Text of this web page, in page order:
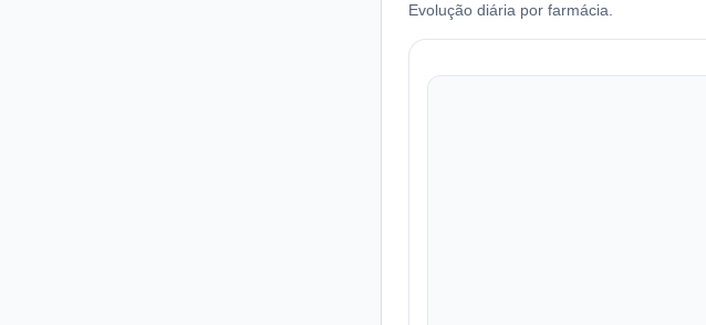
Evolução diária por farmácia.